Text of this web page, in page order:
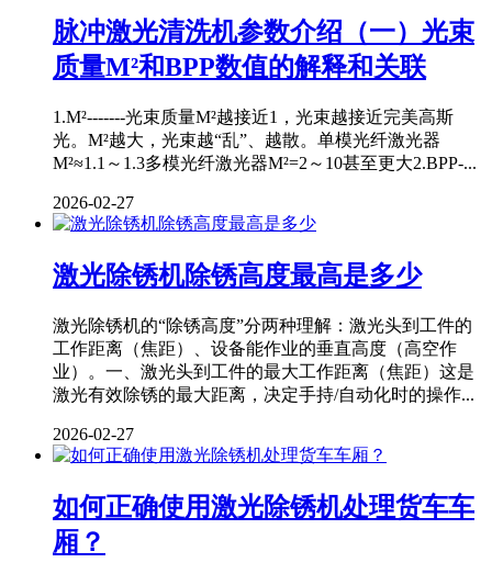
脉冲激光清洗机参数介绍（一）光束
质量M²和BPP数值的解释和关联
1.M²-------光束质量M²越接近1，光束越接近完美高斯
光。M²越大，光束越“乱”、越散。单模光纤激光器
M²≈1.1～1.3多模光纤激光器M²=2～10甚至更大2.BPP-...
2026-02-27
激光除锈机除锈高度最高是多少
激光除锈机的“除锈高度”分两种理解：激光头到工件的
工作距离（焦距）、设备能作业的垂直高度（高空作
业）。一、激光头到工件的最大工作距离（焦距）这是
激光有效除锈的最大距离，决定手持/自动化时的操作...
2026-02-27
如何正确使用激光除锈机处理货车车
厢？